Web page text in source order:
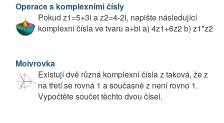
Operace s komplexními čísly
Pokud z1=5+3i a z2=4-2i, napište následující
komplexní čísla ve tvaru a+bi a) 4z1+6z2 b) z1*z2
Moivrovka
Existují dvě různá komplexní čísla z taková, že z
na třetí se rovná 1 a současně z není rovno 1.
Vypočtěte součet těchto dvou čísel.